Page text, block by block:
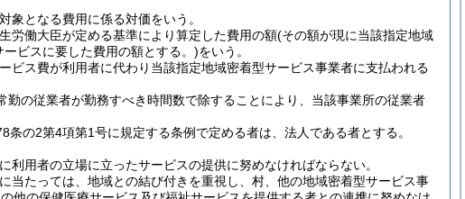
となる費用に係る対価をいう。
働大臣が定める基準により算定した費用の額(その額が現に当該指定地域
ビスに要した費用の額とする。)をいう。
ス費が利用者に代わり当該指定地域密着型サービス事業者に支払われる
の従業者が勤務すべき時間数で除することにより、当該事業所の従業者
の2第4項第1号に規定する条例で定める者は、法人である者とする。
用者の立場に立ったサービスの提供に努めなければならない。
たっては、地域との結び付きを重視し、村、他の地域密着型サービス事